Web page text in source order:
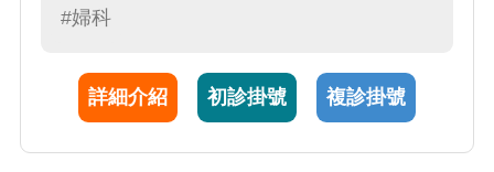
療服務。
#婦科
詳細介紹 初診掛號 複診掛號